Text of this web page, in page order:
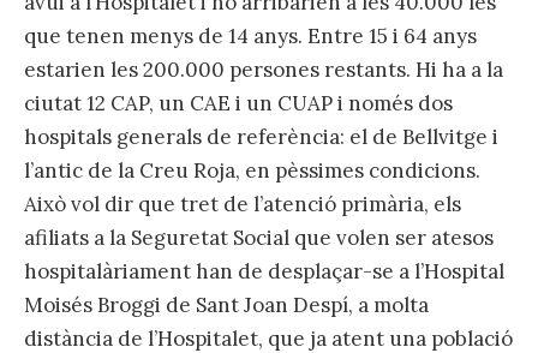
que tenen menys de 14 anys. Entre 15 i 64 anys
estarien les 200.000 persones restants. Hi ha a la
ciutat 12 CAP, un CAE i un CUAP i només dos
hospitals generals de referència: el de Bellvitge i
l’antic de la Creu Roja, en pèssimes condicions.
Això vol dir que tret de l’atenció primària, els
afiliats a la Seguretat Social que volen ser atesos
hospitalàriament han de desplaçar-se a l’Hospital
Moisés Broggi de Sant Joan Despí, a molta
distància de l’Hospitalet, que ja atent una població